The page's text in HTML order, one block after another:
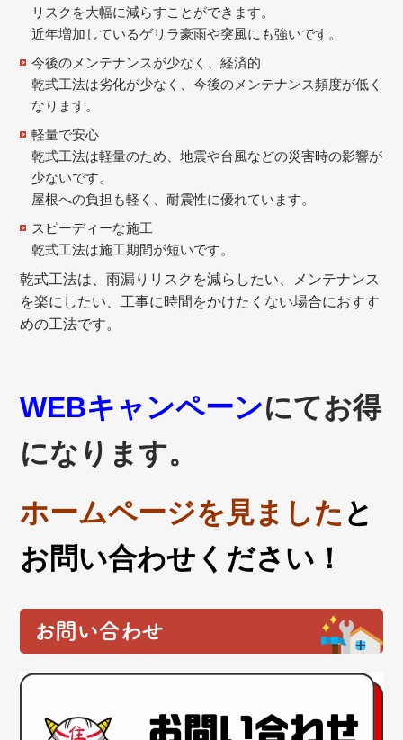
リスクを大幅に減らすことができます。
近年増加しているゲリラ豪雨や突風にも強いです。
今後のメンテナンスが少なく、経済的
乾式工法は劣化が少なく、今後のメンテナンス頻度が低く
なります。
軽量で安心
乾式工法は軽量のため、地震や台風などの災害時の影響が
少ないです。
屋根への負担も軽く、耐震性に優れています。
スピーディーな施工
乾式工法は施工期間が短いです。
乾式工法は、雨漏りリスクを減らしたい、メンテナンス
を楽にしたい、工事に時間をかけたくない場合におすす
めの工法です。
WEBキャンペーンにてお得
になります。
ホームページを見ました と
お問い合わせください！
お問い合わせ